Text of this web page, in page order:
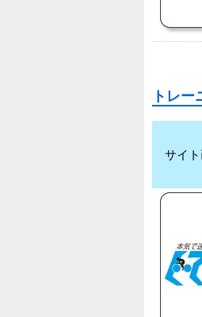
トレー
サイト